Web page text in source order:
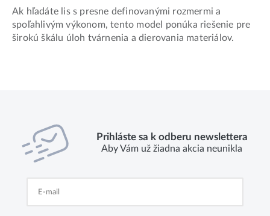
Ak hľadáte lis s presne definovanými rozmermi a
spoľahlivým výkonom, tento model ponúka riešenie pre
širokú škálu úloh tvárnenia a dierovania materiálov.
Prihláste sa k odberu newslettera
Aby Vám už žiadna akcia neunikla